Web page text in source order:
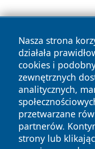
Nasza strona
działała
cookies i
zewnętrznych
analitycznych,
przetwarzane
partnerów.
strony lub
Copyright © 2026
zastrzeżone.
News Autorzy